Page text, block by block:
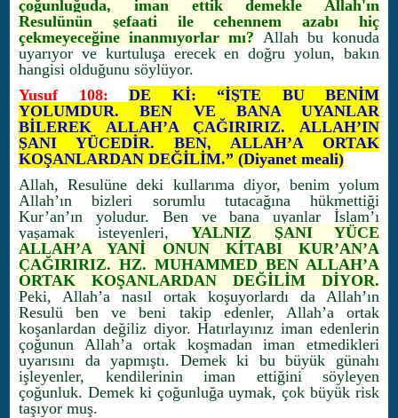
çoğunluğuda, iman ettik demekle Allah'ın
Resulünün şefaati ile cehennem azabı hiç
çekmeyeceğine inanmıyorlar mı? Allah bu konuda
uyarıyor ve kurtuluşa erecek en doğru yolun, bakın
hangisi olduğunu söylüyor.
Yusuf 108:
DE Kİ: “İŞTE BU BENİM
YOLUMDUR. BEN VE BANA UYANLAR
BİLEREK ALLAH’A ÇAĞIRIRIZ. ALLAH’IN
ŞANI YÜCEDİR. BEN, ALLAH’A ORTAK
KOŞANLARDAN DEĞİLİM.” (Diyanet meali)
Allah, Resulüne deki kullarıma diyor, benim yolum
Allah’ın bizleri sorumlu tutacağına hükmettiği
Kur’an’ın yoludur. Ben ve bana uyanlar İslam’ı
yaşamak isteyenleri, YALNIZ ŞANI YÜCE
ALLAH’A YANİ ONUN KİTABI KUR’AN’A
ÇAĞIRIRIZ. HZ. MUHAMMED BEN ALLAH’A
ORTAK KOŞANLARDAN DEĞİLİM DİYOR.
Peki, Allah’a nasıl ortak koşuyorlardı da Allah’ın
Resulü ben ve beni takip edenler, Allah’a ortak
koşanlardan değiliz diyor. Hatırlayınız iman edenlerin
çoğunun Allah’a ortak koşmadan iman etmedikleri
uyarısını da yapmıştı. Demek ki bu büyük günahı
işleyenler, kendilerinin iman ettiğini söyleyen
çoğunluk. Demek ki çoğunluğa uymak, çok büyük risk
taşıyor muş.